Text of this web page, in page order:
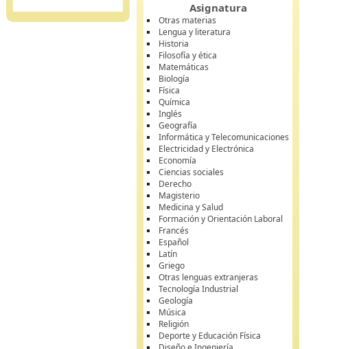
Asignatura
Otras materias
Lengua y literatura
Historia
Filosofía y ética
Matemáticas
Biología
Física
Química
Inglés
Geografía
Informática y Telecomunicaciones
Electricidad y Electrónica
Economía
Ciencias sociales
Derecho
Magisterio
Medicina y Salud
Formación y Orientación Laboral
Francés
Español
Latín
Griego
Otras lenguas extranjeras
Tecnología Industrial
Geología
Música
Religión
Deporte y Educación Física